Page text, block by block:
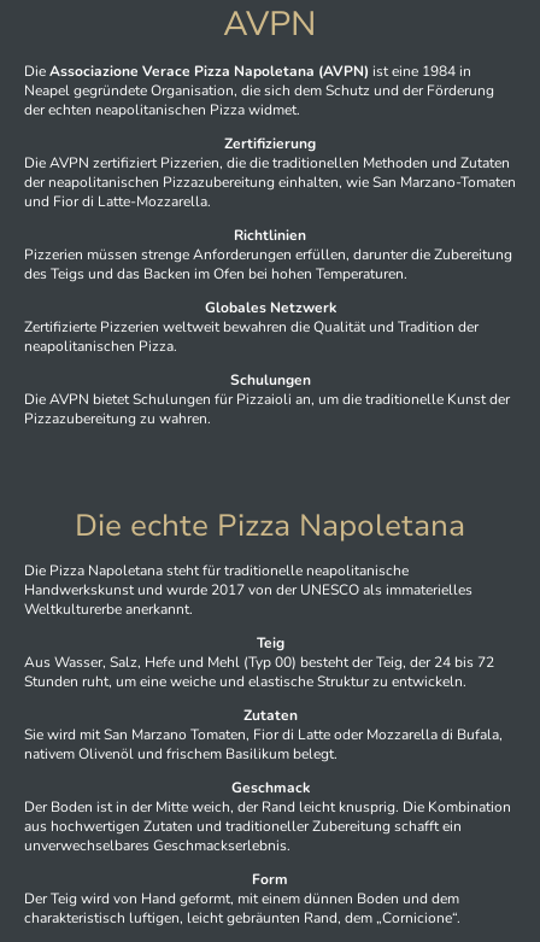
AVPN
DieAssociazione Verace Pizza Napoletana (AVPN) ist eine 1984 in
Neapel gegründete Organisation, die sich dem Schutz und der Förderung
der echten neapolitanischen Pizza widmet.
Zertifizierung
Die AVPN zertifiziert Pizzerien, die die traditionellen Methoden und Zutaten
der neapolitanischen Pizzazubereitung einhalten, wie San Marzano-Tomaten
und Fior di Latte-Mozzarella.
Richtlinien
Pizzerien müssen strenge Anforderungen erfüllen, darunter die Zubereitung
des Teigs und das Backen im Ofen bei hohen Temperaturen.
Globales Netzwerk
Zertifizierte Pizzerien weltweit bewahren die Qualität und Tradition der
neapolitanischen Pizza.
Schulungen
Die AVPN bietet Schulungen für Pizzaioli an, um die traditionelle Kunst der
Pizzazubereitung zu wahren.
Die echte Pizza Napoletana
Die Pizza Napoletana steht für traditionelle neapolitanische
Handwerkskunst und wurde 2017 von der UNESCO als immaterielles
Weltkulturerbe anerkannt.
Teig
Aus Wasser, Salz, Hefe und Mehl (Typ 00) besteht der Teig, der 24 bis 72
Stunden ruht, um eine weiche und elastische Struktur zu entwickeln.
Zutaten
Sie wird mit San Marzano Tomaten, Fior di Latte oder Mozzarella di Bufala,
nativem Olivenöl und frischem Basilikum belegt.
Geschmack
Der Boden ist in der Mitte weich, der Rand leicht knusprig. Die Kombination
aus hochwertigen Zutaten und traditioneller Zubereitung schafft ein
unverwechselbares Geschmackserlebnis.
Form
Der Teig wird von Hand geformt, mit einem dünnen Boden und dem
charakteristisch luftigen, leicht gebräunten Rand, dem „Cornicione“.